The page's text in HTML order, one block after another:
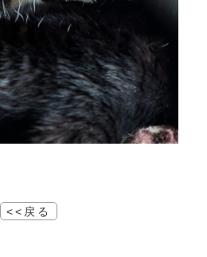
<<戻る